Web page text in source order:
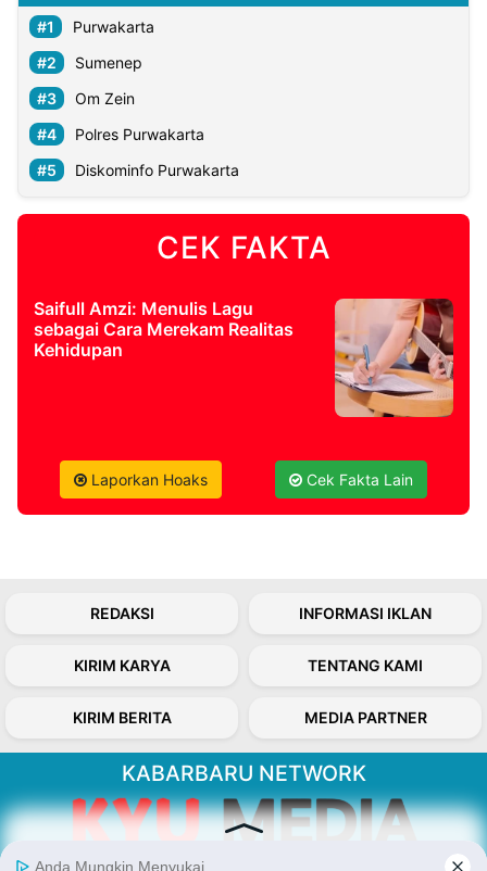
PT.
Kabarbaru
Holding
Purwakarta
Sumenep
Om Zein
Polres Purwakarta
Diskominfo Purwakarta
CEK FAKTA
Saifull Amzi: Menulis Lagu
sebagai Cara Merekam Realitas
Kehidupan
Laporkan Hoaks Cek Fakta Lain
REDAKSI INFORMASI IKLAN
KIRIM KARYA TENTANG KAMI
KIRIM BERITA MEDIA PARTNER
KABARBARU NETWORK